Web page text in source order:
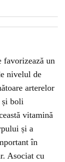
favorizează un
nivelul de
arterelor
și boli
vitamină
și a
în
Asociat cu